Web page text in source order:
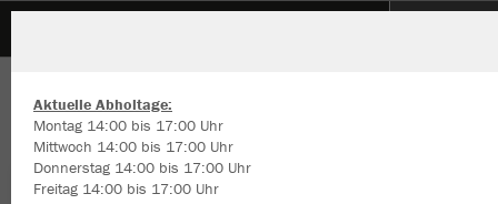
Aktuelle Abholtage:
Montag 14:00 bis 17:00 Uhr
Mittwoch 14:00 bis 17:00 Uhr
Donnerstag 14:00 bis 17:00 Uhr
Freitag 14:00 bis 17:00 Uhr
Wir verwenden Cookies